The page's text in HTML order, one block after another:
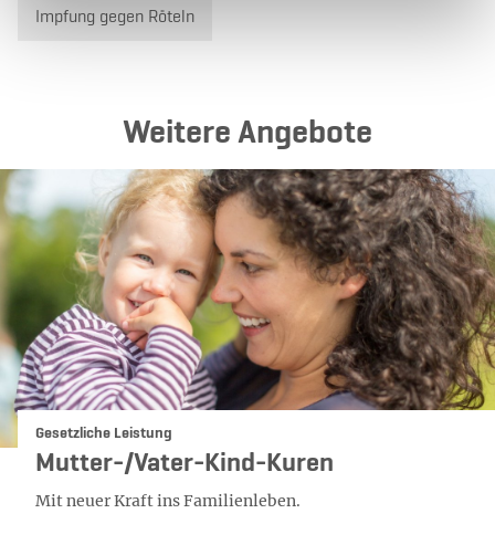
Impfung gegen Röteln
Weitere Angebote
Kategorie:
Gesetzliche Leistung
Mutter-/Vater-Kind-Kuren
Mit neuer Kraft ins Familienleben.